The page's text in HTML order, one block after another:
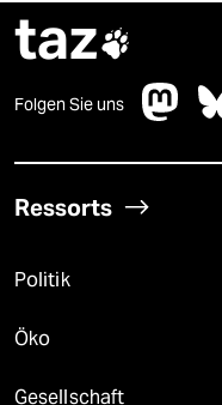
taz
Folgen Sie uns
Ressorts
Politik
Öko
Gesellschaft